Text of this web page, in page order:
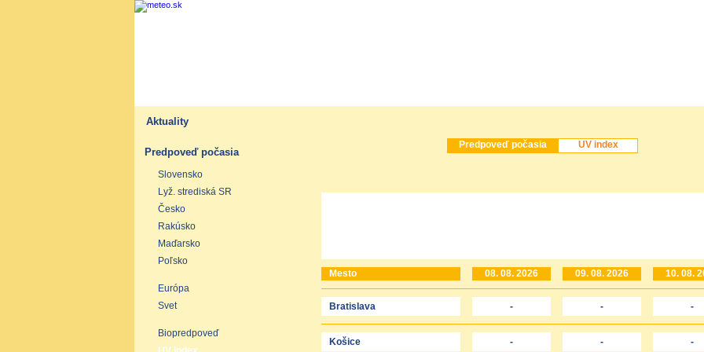
Aktuality
Predpoveď počasia
Slovensko
Lyž. strediská SR
Česko
Rakúsko
Maďarsko
Poľsko
Európa
Svet
Biopredpoveď
Predpoveď počasia UV index
Mesto 08. 08. 2026 09. 08. 2026 10. 08.
Bratislava - - -
Košice - - -